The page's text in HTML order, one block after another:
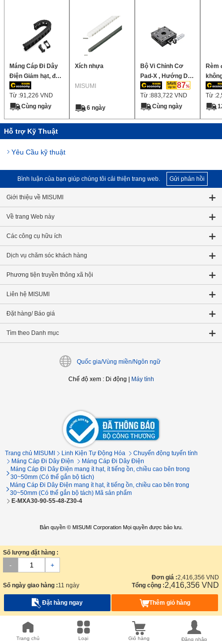
Máng Cáp Đi Dây
Điện Giảm hạt, độ
ồn thấp, chiều cao
bên trong 40mm
(Có thể gắn phạm
Từ :91,226 VND
Cùng ngày
Xích nhựa
MISUMI
6 ngày
Bộ Vi Chỉnh Cơ
Pad-X , Hướng Dẫn
Con Lăn Chữ Thập
87
Từ :883,722 VND
Cùng ngày
Rèm
loại
2,5°)
Từ :
Hỗ trợ Kỹ Thuật
Yêu Cầu kỹ thuật
Bình luận của bạn giúp chúng tôi cải thiện trang web. Gửi phản hồi
Giới thiệu về MISUMI
Về trang Web này
Các công cụ hữu ích
Dịch vụ chăm sóc khách hàng
Phương tiện truyền thông xã hội
Liên hệ MISUMI
Đặt hàng/ Báo giá
Tìm theo Danh mục
Quốc gia/Vùng miền/Ngôn ngữ
Chế độ xem: Di động Máy tính
Trang chủ MISUMI Linh Kiện Tự Động Hóa
Chuyển động tuyến tính
Máng Cáp Đi Dây Điện
Máng Cáp Đi Dây Điện
Máng Cáp Đi Dây Điện mang ít hạt, ít tiếng ồn, chiều cao bên trong
30~50mm (Có thể gắn bộ tách)
Máng Cáp Đi Dây Điện mang ít hạt, ít tiếng ồn, chiều cao bên trong
30~50mm (Có thể gắn bộ tách) Mã sản phẩm
E-MXA30-90-55-48-Z30-4
Bản quyền © MISUMI Corporation Mọi quyền được bảo lưu.
Số lượng đặt hàng :
- +
Số ngày giao hàng :11 ngày
Đơn giá :2,416,356 VND
Tổng cộng :2,416,356 VND
Đặt hàng ngay Thêm giỏ hàng
Trang chủ Loại Giỏ hàng Đăng nhập